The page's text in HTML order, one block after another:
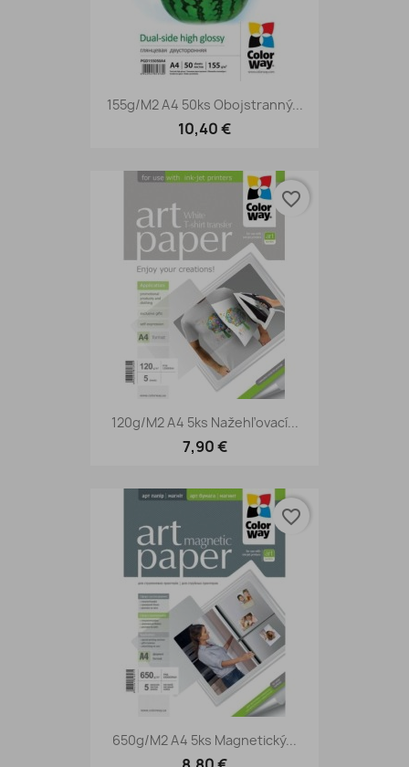
155g/m2 A4 50ks Obojstranný...
10,40 €
120g/m2 A4 5ks Nažehľovací...
7,90 €
favorite_border
650g/m2 A4 5ks Magnetický...
favorite_border